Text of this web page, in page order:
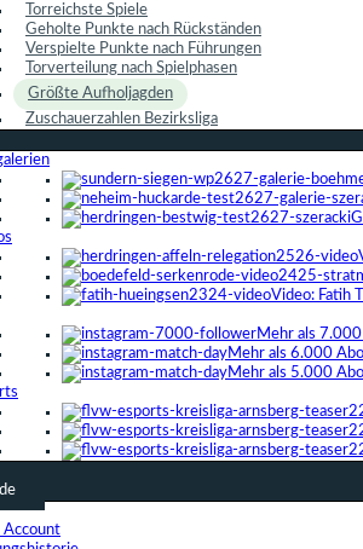
Torreichste Spiele
Geholte Punkte nach Rückständen
Verspielte Punkte nach Führungen
Torverteilung nach Spielphasen
Größte Aufholjagden
Zuschauerzahlen Bezirksliga
Video: Fatih
Mehr als
Mehr als 6.000
Mehr als 5.000
Account